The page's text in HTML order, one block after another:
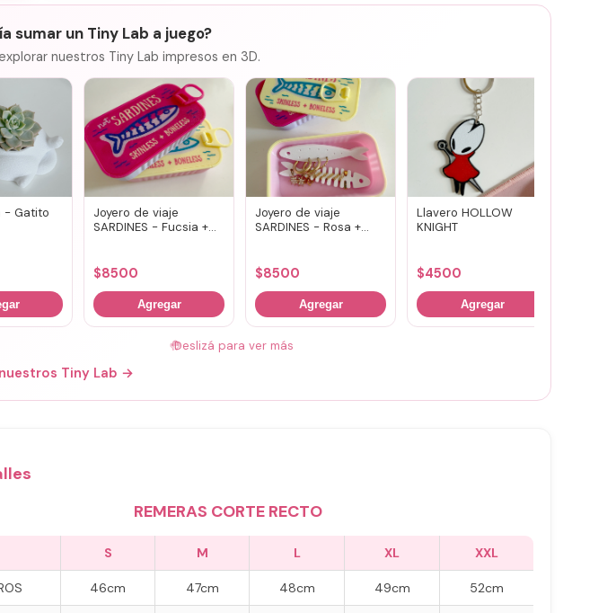
sumar un Tiny Lab a juego?
nuestros Tiny Lab impresos en 3D.
- Gatito
Joyero de viaje
SARDINES - Fucsia +
$8500
Agregar
Joyero de viaje
SARDINES - Rosa +
$8500
Agregar
Llavero HOLLOW
KNIGHT
$4500
Agregar
🤚Deslizá para ver más
Tiny Lab →
REMERAS CORTE RECTO
S M L XL XXL
46cm 47cm 48cm 49cm 52cm